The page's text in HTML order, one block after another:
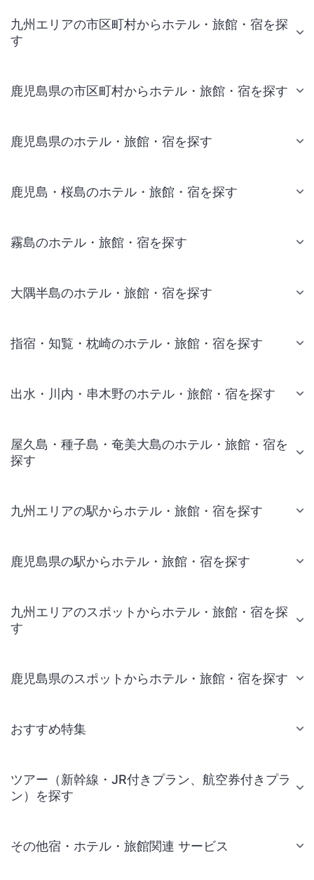
九州エリアの市区町村からホテル・旅館・宿を探
す
鹿児島県の市区町村からホテル・旅館・宿を探す
鹿児島県のホテル・旅館・宿を探す
鹿児島・桜島のホテル・旅館・宿を探す
霧島のホテル・旅館・宿を探す
大隅半島のホテル・旅館・宿を探す
指宿・知覧・枕崎のホテル・旅館・宿を探す
出水・川内・串木野のホテル・旅館・宿を探す
屋久島・種子島・奄美大島のホテル・旅館・宿を
探す
九州エリアの駅からホテル・旅館・宿を探す
鹿児島県の駅からホテル・旅館・宿を探す
九州エリアのスポットからホテル・旅館・宿を探
す
鹿児島県のスポットからホテル・旅館・宿を探す
おすすめ特集
ツアー（新幹線・JR付きプラン、航空券付きプラ
ン）を探す
その他宿・ホテル・旅館関連 サービス